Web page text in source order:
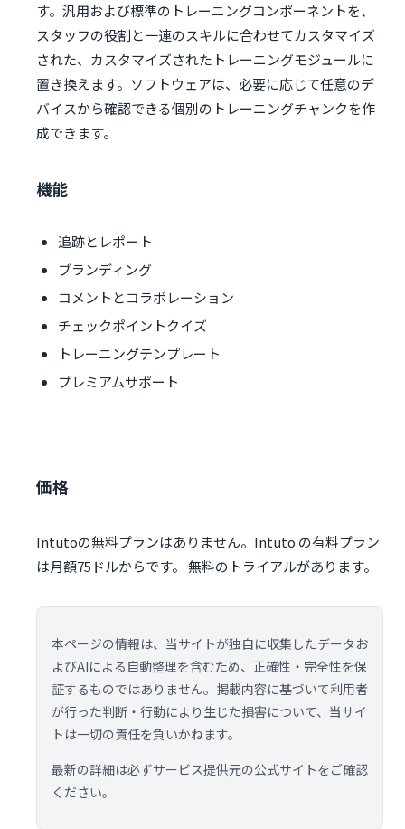
す。汎用および標準のトレーニングコンポーネントを、
スタッフの役割と一連のスキルに合わせてカスタマイズ
された、カスタマイズされたトレーニングモジュールに
置き換えます。ソフトウェアは、必要に応じて任意のデ
バイスから確認できる個別のトレーニングチャンクを作
成できます。
機能
追跡とレポート
ブランディング
コメントとコラボレーション
チェックポイントクイズ
トレーニングテンプレート
プレミアムサポート
価格
Intutoの無料プランはありません。Intuto の有料プラン
は月額75ドルからです。 無料のトライアルがあります。
本ページの情報は、当サイトが独自に収集したデータお
よびAIによる自動整理を含むため、正確性・完全性を保
証するものではありません。掲載内容に基づいて利用者
が行った判断・行動により生じた損害について、当サイ
トは一切の責任を負いかねます。
最新の詳細は必ずサービス提供元の公式サイトをご確認
ください。